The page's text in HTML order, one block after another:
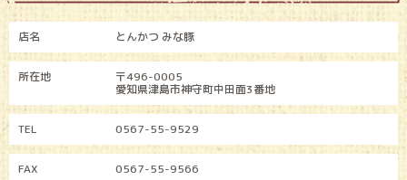
店名 とんかつ みな豚
所在地
〒496-0005
愛知県津島市神守町中田面3番地
TEL 0567-55-9529
FAX 0567-55-9566